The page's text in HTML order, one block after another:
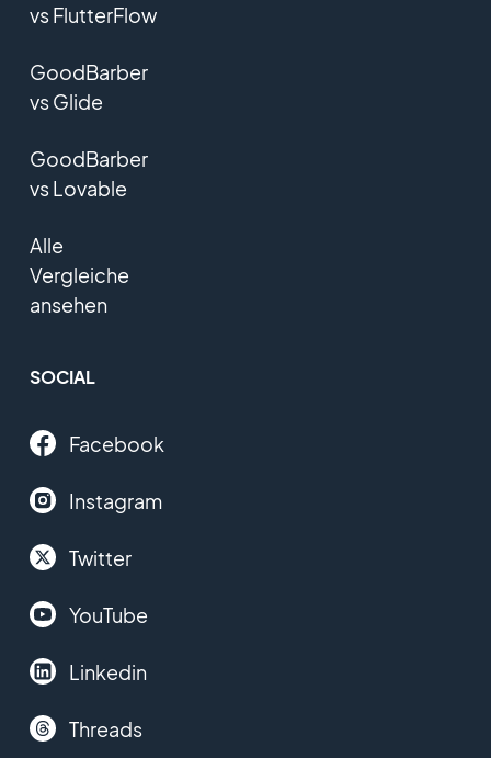
vs FlutterFlow
GoodBarber
vs Glide
GoodBarber
vs Lovable
Alle
Vergleiche
ansehen
SOCIAL
Facebook
Instagram
Twitter
YouTube
Linkedin
Threads